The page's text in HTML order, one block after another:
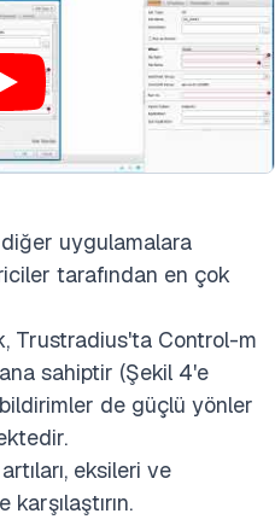
uygulamalara
tarafından en çok
Trustradius'ta Control-m
sahiptir (Şekil 4'e
bildirimler de güçlü yönler
artıları, eksileri ve